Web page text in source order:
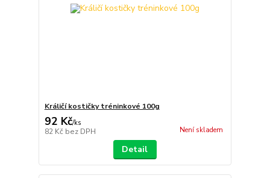
Králičí kostičky tréninkové 100g
92 Kč/ks
82 Kč bez DPH Není skladem
Detail